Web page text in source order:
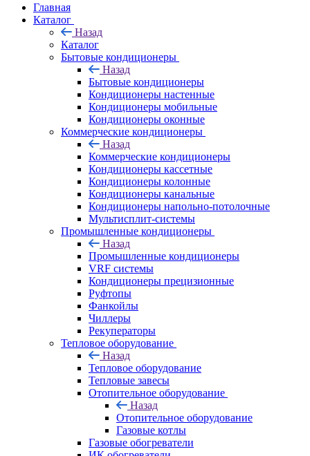
Главная
Каталог
Назад
Каталог
Бытовые кондиционеры
Назад
Бытовые кондиционеры
Кондиционеры настенные
Кондиционеры мобильные
Кондиционеры оконные
Коммерческие кондиционеры
Назад
Коммерческие кондиционеры
Кондиционеры кассетные
Кондиционеры колонные
Кондиционеры канальные
Кондиционеры напольно-потолочные
Мультисплит-системы
Промышленные кондиционеры
Назад
Промышленные кондиционеры
VRF системы
Кондиционеры прецизионные
Руфтопы
Фанкойлы
Чиллеры
Рекуператоры
Тепловое оборудование
Назад
Тепловое оборудование
Тепловые завесы
Отопительное оборудование
Назад
Отопительное оборудование
Газовые котлы
Газовые обогреватели